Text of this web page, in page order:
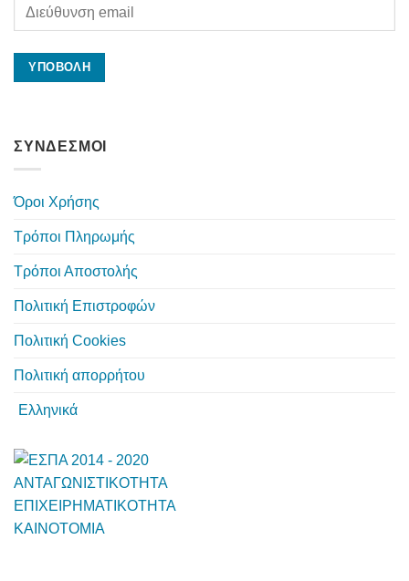
ΣΥΝΔΕΣΜΟΙ
Όροι Χρήσης
Τρόποι Πληρωμής
Τρόποι Αποστολής
Πολιτική Επιστροφών
Πολιτική Cookies
Πολιτική απορρήτου
Ελληνικά